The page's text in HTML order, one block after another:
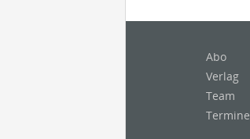
Abo
Verlag
Team
Termine